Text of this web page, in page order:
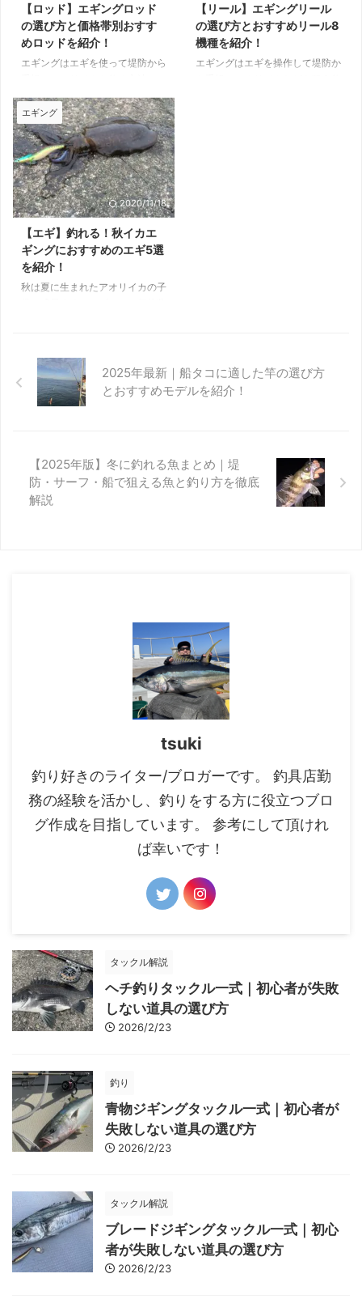
【ロッド】エギングロッド
の選び方と価格帯別おすす
めロッドを紹介！
エギングはエギを使って堤防から
す。 アクションを繰り返す釣り
ですので、扱いやすいロッドを選
ぶのも重要。 本記事では元釣具
屋の筆者がエギングロッドの選び
方とおすすめロッド5選を厳選し
て紹介します。 ロッド選びにお
悩みの方はぜひ参考にしてくださ
い。 目次エギングロッドの選び
方初心者におすすめ！1万円以下
のエギングロッド3選納得のスペ
ック！1万円〜3万円前後のおす
すめロッド3選本格的な性能を求
める方に！3万円以上のおすすめ
【リール】エギングリール
の選び方とおすすめリール8
機種を紹介！
エギングはエギを操作して堤防か
エギング
2020/11/18
【エギ】釣れる！秋イカエ
ギングにおすすめのエギ5選
を紹介！
秋は夏に生まれたアオリイカの子
釣れるタイミングやポイントを逃
さなければ、どんなエギでもイカ
は釣れますが、性能の良いエギを
いて実績抜群のエギとエギングに
便利な関連アイテムを紹介しま
す。 エギ選びにお悩みの方はぜ
2025年最新｜船タコに適した竿の選び方
とおすすめモデルを紹介！
【2025年版】冬に釣れる魚まとめ｜堤
防・サーフ・船で狙える魚と釣り方を徹底
解説
tsuki
釣り好きのライター/ブロガーです。 釣具店勤
務の経験を活かし、釣りをする方に役立つブロ
グ作成を目指しています。 参考にして頂けれ
ば幸いです！
タックル解説
ヘチ釣りタックル一式｜初心者が失敗
しない道具の選び方
2026/2/23
釣り
青物ジギングタックル一式｜初心者が
失敗しない道具の選び方
2026/2/23
タックル解説
ブレードジギングタックル一式｜初心
者が失敗しない道具の選び方
2026/2/23